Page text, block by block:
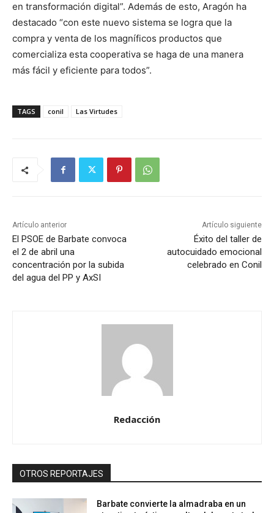
en transformación digital”. Además de esto, Aragón ha
destacado “con este nuevo sistema se logra que la
compra y venta de los magníficos productos que
comercializa esta cooperativa se haga de una manera
más fácil y eficiente para todos”.
TAGS conil Las Virtudes
Artículo anterior
El PSOE de Barbate convoca
el 2 de abril una
concentración por la subida
del agua del PP y AxSI
Artículo siguiente
Éxito del taller de
autocuidado emocional
celebrado en Conil
Redacción
OTROS REPORTAJES
Barbate convierte la almadraba en un